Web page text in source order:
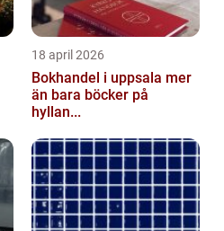
18 april 2026
Bokhandel i uppsala mer
än bara böcker på
hyllan...